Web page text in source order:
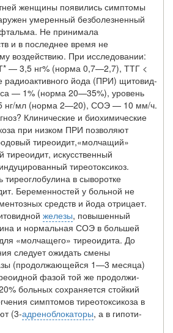
женщины появились симптомы
умеренный безболезненный
Не принимала
и в последнее время не
воздействию. При исследовании:
— 3,5 нг% (норма 0,7—2,7), ТТГ <
йода (ПРИ) щитовид­
— 1% (норма 20—35%), уровень
нг/мл (норма 2—20), СОЭ — 10 мм/ч.
Клинические и биохимические
при низком ПРИ по­зволяют
тиреоидит,«молчащий»
тиреоидит, искусственный
тиреотоксикоз.
в сыворотке
Бере­менностей у больной не
средств и йода отрицает.
железы, повышенный
и нормальная СОЭ в большей
«молчащего» тиреоидита. До
следует ожидать смены
(про­должающейся 1—3 месяца)
фазой той же продолжи­
больных сохраняется стойкий
симптомов тиреотоксикоза в
(3-адреноблокаторы, а в гипоти-